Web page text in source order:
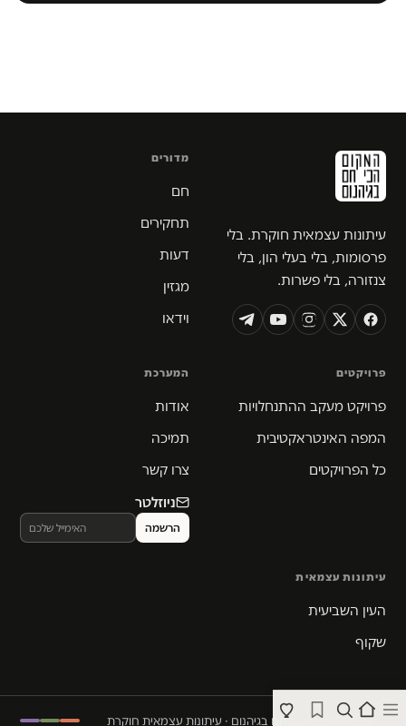
עיתונות עצמאית חוקרת. בלי
פרסומות, בלי בעלי הון, בלי
צנזורה, בלי פשרות.
מדורים
חם
תחקירים
דעות
מגזין
וידאו
פרויקטים
פרויקט מעקב ההתנחלויות
המפה האינטראקטיבית
כל הפרויקטים
המערכת
אודות
תמיכה
צרו קשר
ניוזלטר
עיתונות עצמאית
העין השביעית
שקוף
© 2026 המקום הכי חם בגיהנום · עיתונות עצמאית חוקרת